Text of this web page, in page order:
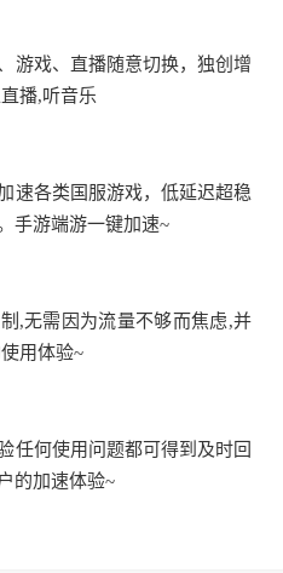
游戏、直播随意切换，独创增
播,听音乐
速各类国服游戏，低延迟超稳
手游端游一键加速~
,无需因为流量不够而焦虑,并
用体验~
任何使用问题都可得到及时回
的加速体验~